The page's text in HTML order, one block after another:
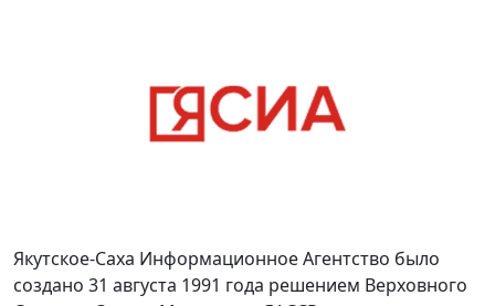
Якутское-Саха Информационное Агентство было
создано 31 августа 1991 года решением Верховного